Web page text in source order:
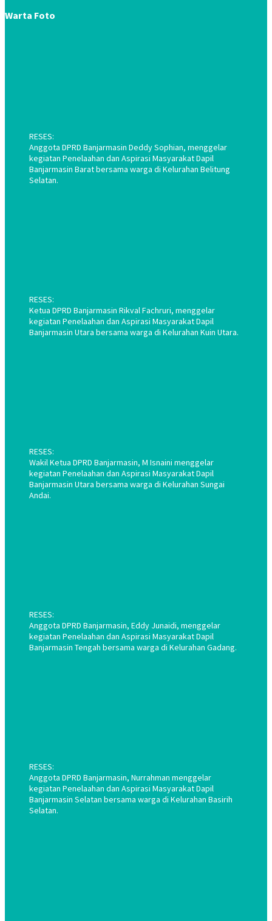
Warta Foto
RESES:
Anggota DPRD Banjarmasin Deddy Sophian, menggelar
kegiatan Penelaahan dan Aspirasi Masyarakat Dapil
Banjarmasin Barat bersama warga di Kelurahan Belitung
Selatan.
RESES:
Ketua DPRD Banjarmasin Rikval Fachruri, menggelar
kegiatan Penelaahan dan Aspirasi Masyarakat Dapil
Banjarmasin Utara bersama warga di Kelurahan Kuin Utara.
RESES:
Wakil Ketua DPRD Banjarmasin, M Isnaini menggelar
kegiatan Penelaahan dan Aspirasi Masyarakat Dapil
Banjarmasin Utara bersama warga di Kelurahan Sungai
Andai.
RESES:
Anggota DPRD Banjarmasin, Eddy Junaidi, menggelar
kegiatan Penelaahan dan Aspirasi Masyarakat Dapil
Banjarmasin Tengah bersama warga di Kelurahan Gadang.
RESES:
Anggota DPRD Banjarmasin, Nurrahman menggelar
kegiatan Penelaahan dan Aspirasi Masyarakat Dapil
Banjarmasin Selatan bersama warga di Kelurahan Basirih
Selatan.